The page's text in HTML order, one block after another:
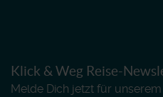
Klick & Weg Reise-
Melde Dich jetzt für